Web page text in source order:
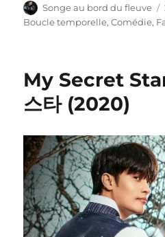
Auteur
Songe au bord du fleuve
Boucle temporelle,Comédie,
My Secret
스타 (2020)